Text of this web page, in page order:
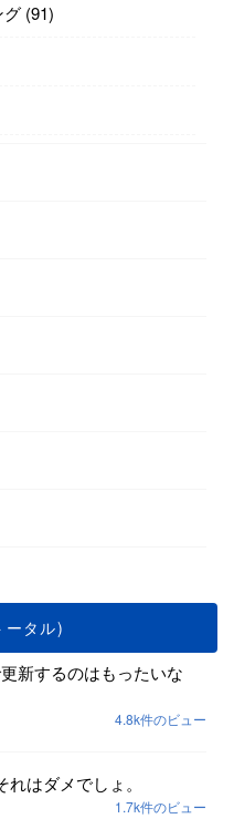
グ (91)
ータル)
新するのはもったいな
4.8k件のビュー
はダメでしょ。
1.7k件のビュー